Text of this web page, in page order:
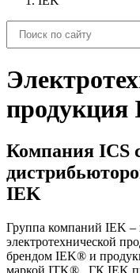
Компания ICS
IEK
Группа компаний IEK –
электротехнической
брендом IEK® и